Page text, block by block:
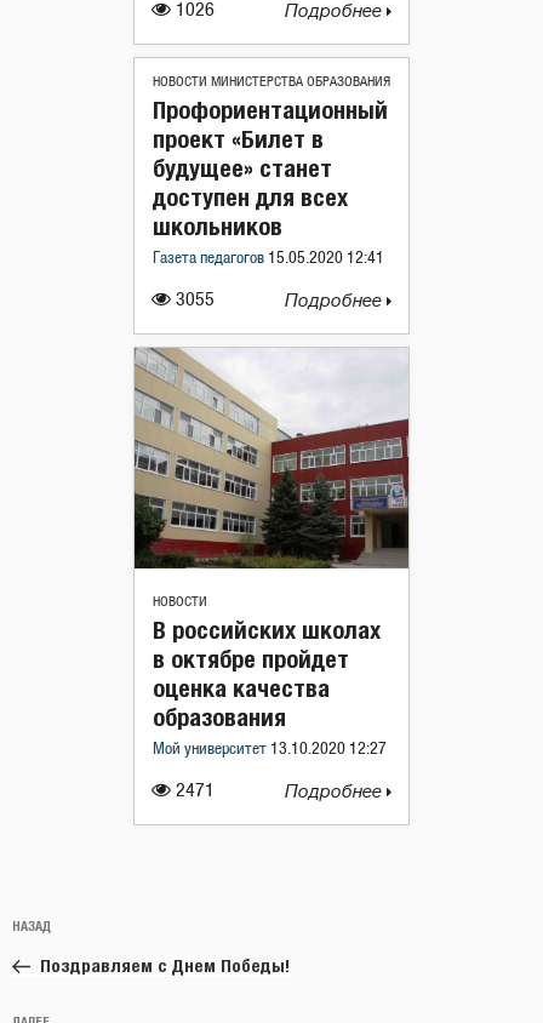
1026 Подробнее
НОВОСТИ МИНИСТЕРСТВА ОБРАЗОВАНИЯ
3055
Профориентационный
проект «Билет в
будущее» станет
доступен для всех
школьников
Газета педагогов 15.05.2020 12:41
Подробнее
НОВОСТИ
2471
В российских школах
в октябре пройдет
оценка качества
образования
Мой университет 13.10.2020 12:27
Подробнее
по
записям
Предыдущая
запись:
НАЗАД
Поздравляем с Днем Победы!